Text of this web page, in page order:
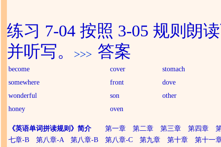
练习 7-04 按照 3-05 规则朗
并听写。
答案
become cover
stomach
somewhere
front
dove
wonderful
son
other
honey
oven
《英语单词拼读规则》简介 第一章 第二章 第三章 第四章
七章-B
第八章-A 第八章-B 第八章-C 第九章 第十章
第十一